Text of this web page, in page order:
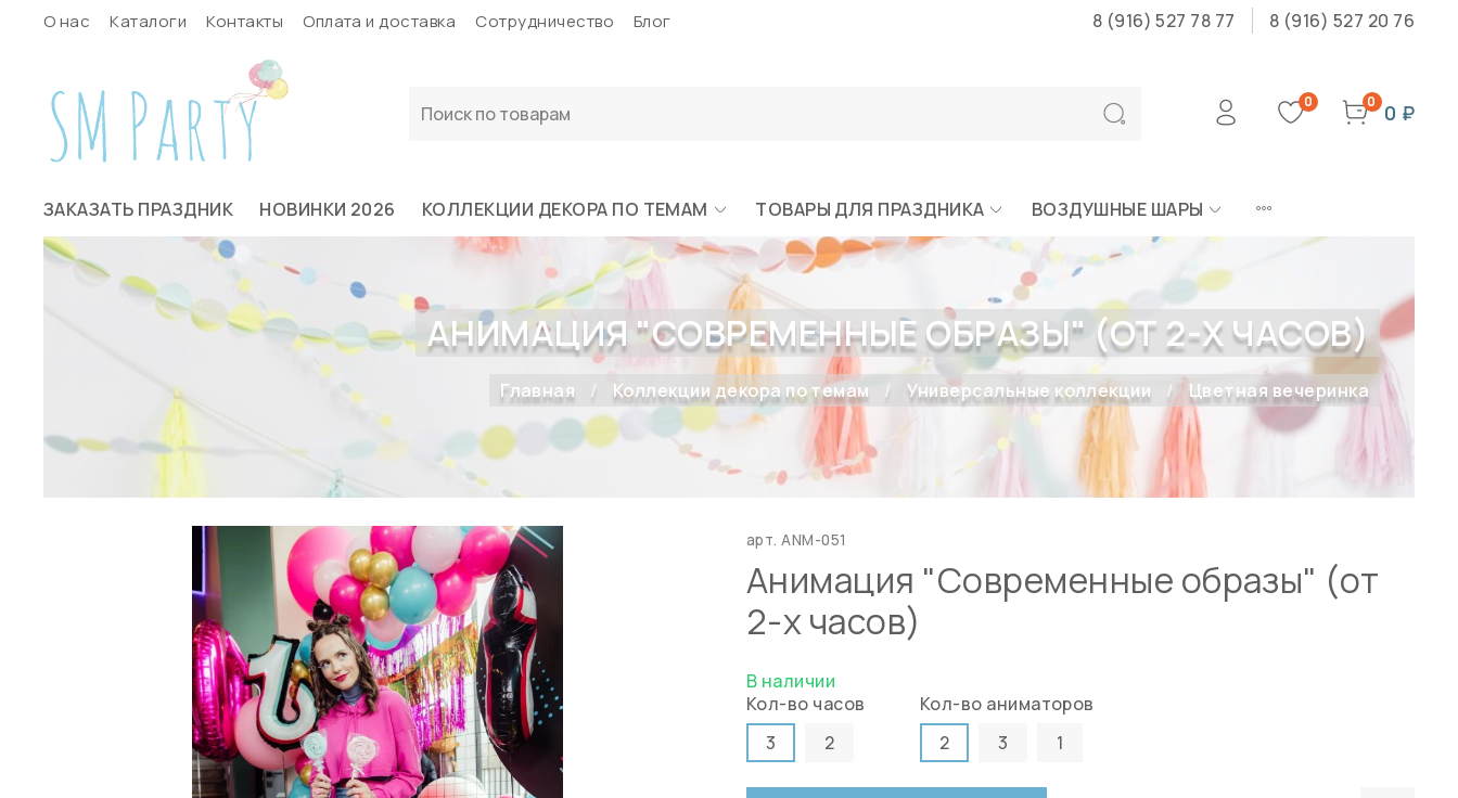
О нас Каталоги Контакты Оплата и доставка Сотрудничество Блог 8 (916) 527 78 77 8 (916) 527 20 76
0 0 0 ₽
ЗАКАЗАТЬ ПРАЗДНИК НОВИНКИ 2026 КОЛЛЕКЦИИ ДЕКОРА ПО ТЕМАМ ТОВАРЫ ДЛЯ ПРАЗДНИКА ВОЗДУШНЫЕ ШАРЫ
АНИМАЦИЯ "СОВРЕМЕННЫЕ ОБРАЗЫ" (ОТ 2-Х ЧАСОВ)
Главная Коллекции декора по темам Универсальные коллекции Цветная вечеринка
арт.ANM-051
Анимация "Современные образы" (от
2-х часов)
В наличии
Кол-во часов
3
2
Кол-во аниматоров
2
3 1